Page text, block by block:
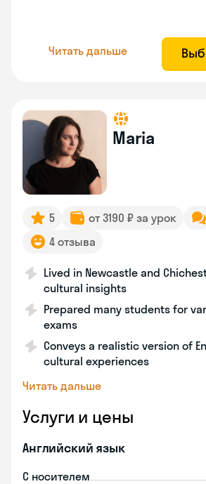
Читать дальше
Maria
5 от 3190 ₽ за урок
4 отзыва
Lived in Newcastle and
cultural insights
Prepared many students for
exams
Conveys a realistic version of
cultural experiences
Читать дальше
Услуги и цены
Английский язык
С носителем